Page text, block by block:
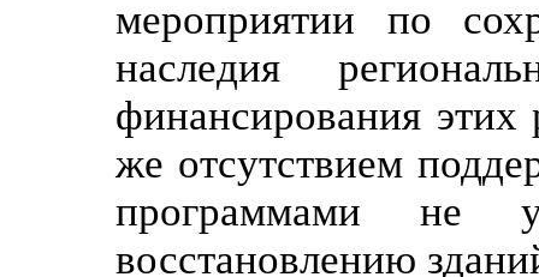
мероприятии по
наследия
финансирования
же отсутствием
программами не
восстановлению